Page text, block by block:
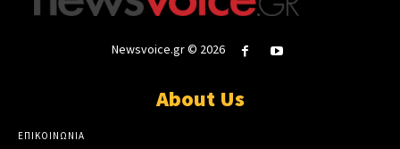
Newsvoice.gr © 2026
About Us
ΕΠΙΚΟΙΝΩΝΙΑ